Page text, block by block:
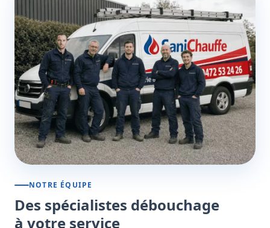
NOTRE ÉQUIPE
Des spécialistes débouchage
à votre service